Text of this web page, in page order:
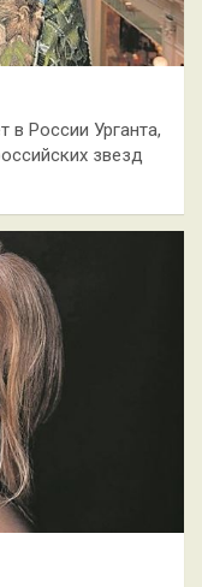
России Урганта,
звезд